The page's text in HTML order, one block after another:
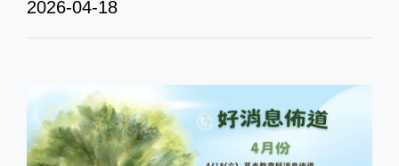
2026-04-18